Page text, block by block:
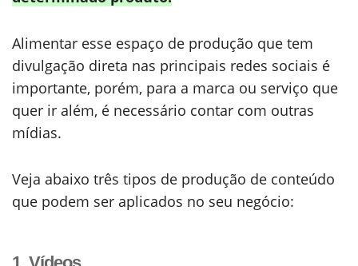
Alimentar esse espaço de produção que tem
divulgação direta nas principais redes sociais é
importante, porém, para a marca ou serviço que
quer ir além, é necessário contar com outras
mídias.
Veja abaixo três tipos de produção de conteúdo
que podem ser aplicados no seu negócio: